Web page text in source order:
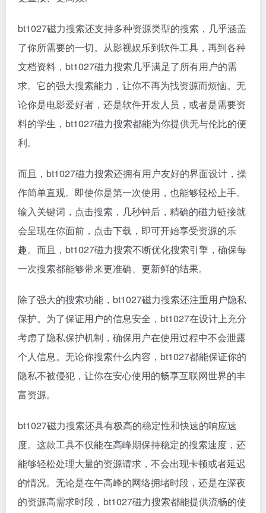
bt1027磁力搜索还支持多种资源类型的搜索，几乎涵盖
了你所需要的一切。从影视娱乐到软件工具，再到各种
文档资料，bt1027磁力搜索几乎满足了所有用户的需
求。它的强大搜索能力，让你不再为找资源而烦恼。无
论你是电影爱好者，还是软件开发人员，或者是需要资
料的学生，bt1027磁力搜索都能为你提供无与伦比的便
利。
而且，bt1027磁力搜索还拥有用户友好的界面设计，操
作简单直观。即使你是第一次使用，也能够轻松上手。
输入关键词，点击搜索，几秒钟后，精确的磁力链接就
会呈现在你面前，点击下载，即可开始享受资源的乐
趣。而且，bt1027磁力搜索不断优化搜索引擎，确保每
一次搜索都能够带来更准确、更新鲜的结果。
除了强大的搜索功能，bt1027磁力搜索还注重用户隐私
保护。为了保证用户的信息安全，bt1027在设计上充分
考虑了隐私保护机制，确保用户在使用过程中不会泄露
个人信息。无论你搜索什么内容，bt1027都能保证你的
隐私不被侵犯，让你在安心使用的畅享互联网世界的丰
富资源。
bt1027磁力搜索还具有极高的稳定性和快速的响应速
度。这款工具不仅能在高峰期保持稳定的搜索速度，还
能够轻松处理大量的资源请求，不会出现卡顿或者延迟
的情况。无论是在午高峰的网络拥堵时段，还是在深夜
的资源高需求时段，bt1027磁力搜索都能提供流畅的使